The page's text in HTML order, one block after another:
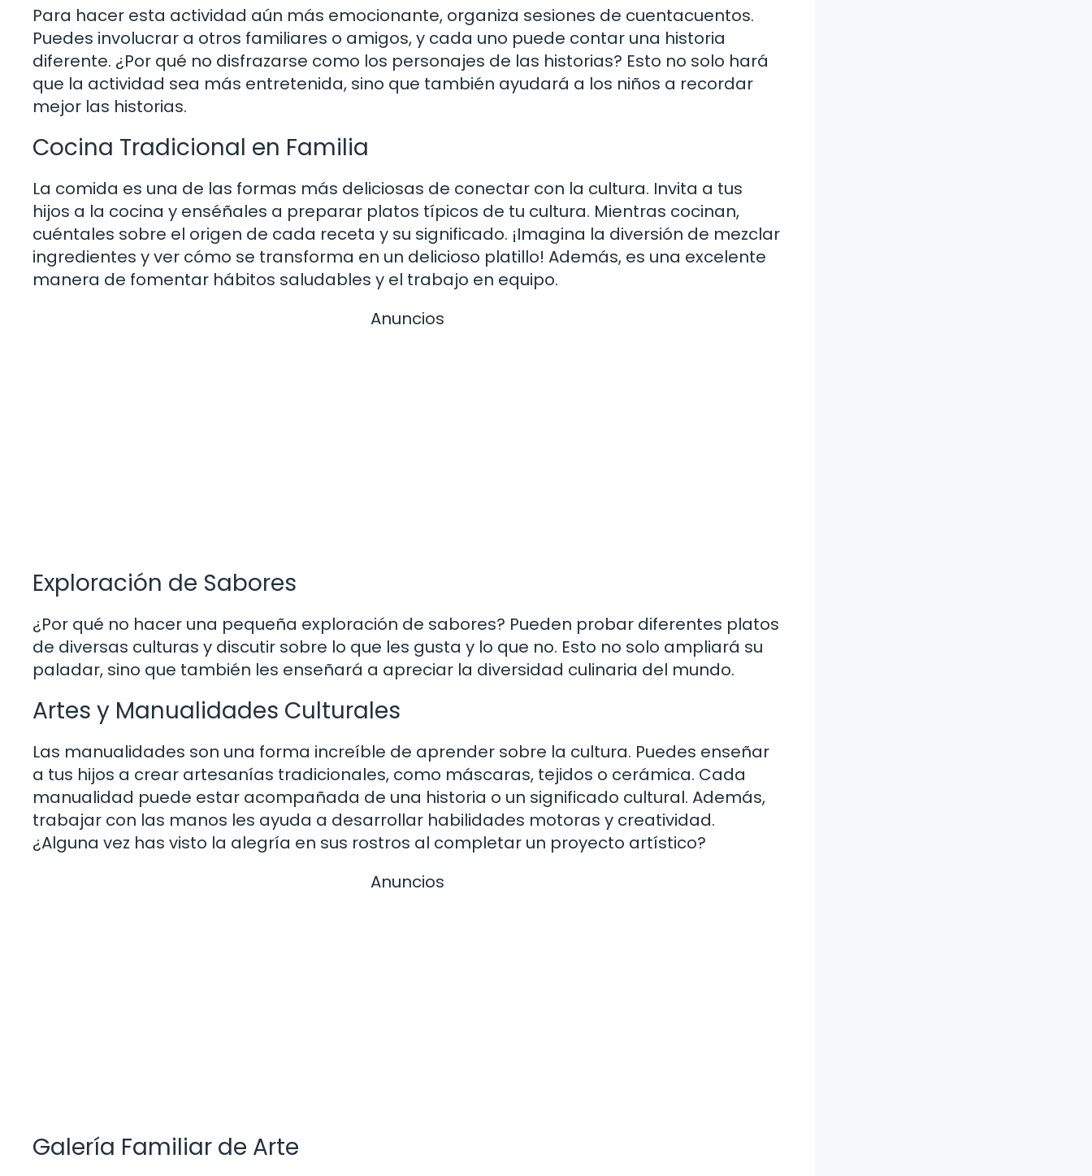
Para hacer esta actividad aún más emocionante, organiza sesiones de cuentacuentos.
Puedes involucrar a otros familiares o amigos, y cada uno puede contar una historia
diferente. ¿Por qué no disfrazarse como los personajes de las historias? Esto no solo hará
que la actividad sea más entretenida, sino que también ayudará a los niños a recordar
mejor las historias.
Cocina Tradicional en Familia
La comida es una de las formas más deliciosas de conectar con la cultura. Invita a tus
hijos a la cocina y enséñales a preparar platos típicos de tu cultura. Mientras cocinan,
cuéntales sobre el origen de cada receta y su significado. ¡Imagina la diversión de mezclar
ingredientes y ver cómo se transforma en un delicioso platillo! Además, es una excelente
manera de fomentar hábitos saludables y el trabajo en equipo.
Anuncios
Exploración de Sabores
¿Por qué no hacer una pequeña exploración de sabores? Pueden probar diferentes platos
de diversas culturas y discutir sobre lo que les gusta y lo que no. Esto no solo ampliará su
paladar, sino que también les enseñará a apreciar la diversidad culinaria del mundo.
Artes y Manualidades Culturales
Las manualidades son una forma increíble de aprender sobre la cultura. Puedes enseñar
a tus hijos a crear artesanías tradicionales, como máscaras, tejidos o cerámica. Cada
manualidad puede estar acompañada de una historia o un significado cultural. Además,
trabajar con las manos les ayuda a desarrollar habilidades motoras y creatividad.
¿Alguna vez has visto la alegría en sus rostros al completar un proyecto artístico?
Anuncios
Galería Familiar de Arte